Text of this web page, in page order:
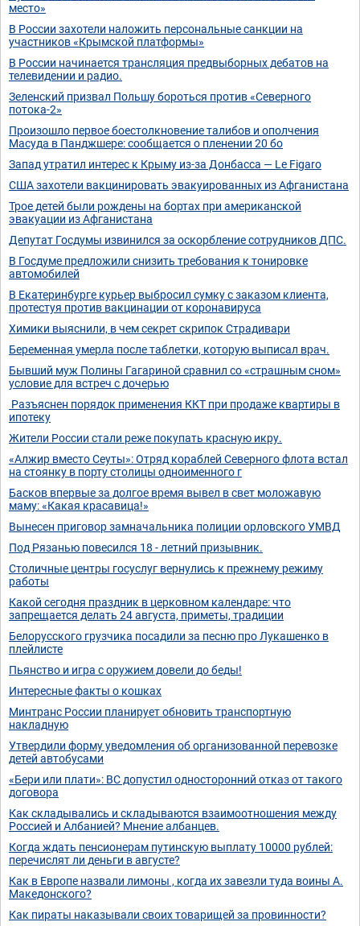
место»
В России захотели наложить персональные санкции на
участников «Крымской платформы»
В России начинается трансляция предвыборных дебатов на
телевидении и радио.
Зеленский призвал Польшу бороться против «Северного
потока-2»
Произошло первое боестолкновение талибов и ополчения
Масуда в Панджшере: сообщается о пленении 20 бо
Запад утратил интерес к Крыму из-за Донбасса — Le Figaro
США захотели вакцинировать эвакуированных из Афганистана
Трое детей были рождены на бортах при американской
эвакуации из Афганистана
Депутат Госдумы извинился за оскорбление сотрудников ДПС.
В Госдуме предложили снизить требования к тонировке
автомобилей
В Екатеринбурге курьер выбросил сумку с заказом клиента,
протестуя против вакцинации от коронавируса
Химики выяснили, в чем секрет скрипок Страдивари
Беременная умерла после таблетки, которую выписал врач.
Бывший муж Полины Гагариной сравнил со «страшным сном»
условие для встреч с дочерью
Разъяснен порядок применения ККТ при продаже квартиры в
ипотеку
Жители России стали реже покупать красную икру.
«Алжир вместо Сеуты»: Отряд кораблей Северного флота встал
на стоянку в порту столицы одноименного г
Басков впервые за долгое время вывел в свет моложавую
маму: «Какая красавица!»
Вынесен приговор замначальника полиции орловского УМВД
Под Рязанью повесился 18 - летний призывник.
Столичные центры госуслуг вернулись к прежнему режиму
работы
Какой сегодня праздник в церковном календаре: что
запрещается делать 24 августа, приметы, традиции
Белорусского грузчика посадили за песню про Лукашенко в
плейлисте
Пьянство и игра с оружием довели до беды!
Интересные факты о кошках
Минтранс России планирует обновить транспортную
накладную
Утвердили форму уведомления об организованной перевозке
детей автобусами
«Бери или плати»: ВС допустил односторонний отказ от такого
договора
Как складывались и складываются взаимоотношения между
Россией и Албанией? Мнение албанцев.
Когда ждать пенсионерам путинскую выплату 10000 рублей:
перечислят ли деньги в августе?
Как в Европе назвали лимоны , когда их завезли туда воины А.
Македонского?
Как пираты наказывали своих товарищей за провинности?